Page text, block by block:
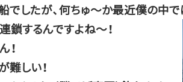
でしたが、何ちゅ～か最近僕の中で
鎖するんですよね～！
！
難しい！